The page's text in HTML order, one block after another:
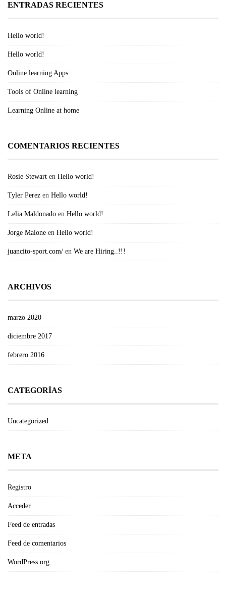
ENTRADAS RECIENTES
Hello world!
Hello world!
Online learning Apps
Tools of Online learning
Learning Online at home
COMENTARIOS RECIENTES
Rosie Stewart en Hello world!
Tyler Perez en Hello world!
Lelia Maldonado en Hello world!
Jorge Malone en Hello world!
juancito-sport.com/ en We are Hiring..!!!
ARCHIVOS
marzo 2020
diciembre 2017
febrero 2016
CATEGORÍAS
Uncategorized
META
Registro
Acceder
Feed de entradas
Feed de comentarios
WordPress.org